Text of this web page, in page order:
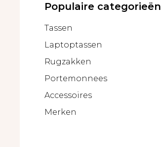
Populaire categorieën
Tassen
Laptoptassen
Rugzakken
Portemonnees
Accessoires
Merken